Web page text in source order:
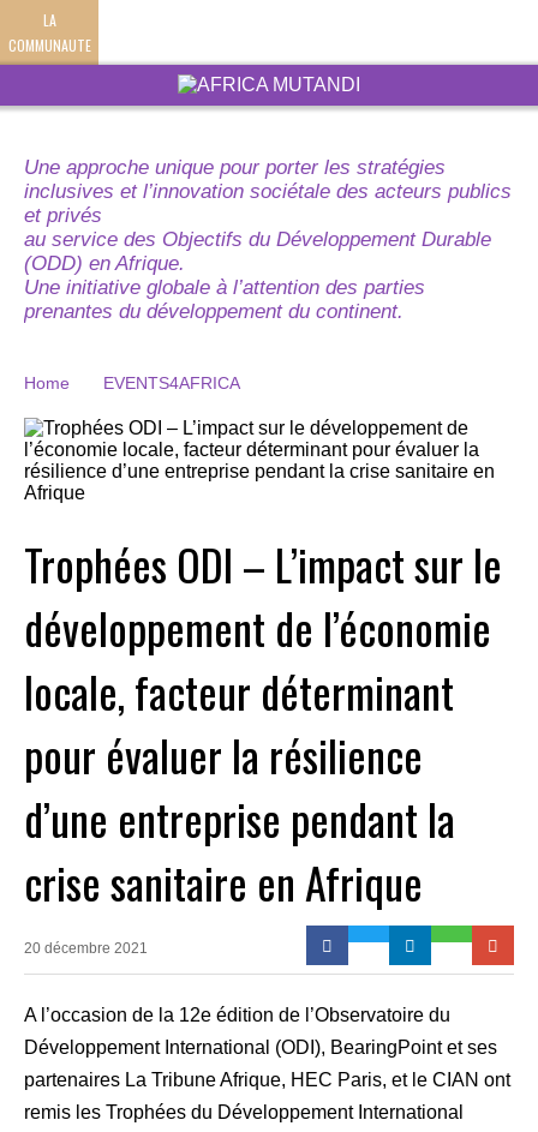
LA
COMMUNAUTE
Une approche unique pour porter les stratégies
inclusives et l’innovation sociétale des acteurs publics
et privés
au service des Objectifs du Développement Durable
(ODD) en Afrique.
Une initiative globale à l’attention des parties
prenantes du développement du continent.
Home EVENTS4AFRICA
Trophées ODI – L’impact sur le
développement de l’économie
locale, facteur déterminant
pour évaluer la résilience
d’une entreprise pendant la
crise sanitaire en Afrique
20 décembre 2021
A l’occasion de la 12e édition de l’Observatoire du
Développement International (ODI), BearingPoint et ses
partenaires La Tribune Afrique, HEC Paris, et le CIAN ont
remis les Trophées du Développement International